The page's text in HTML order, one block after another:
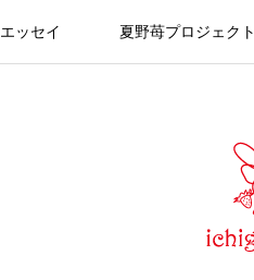
エッセイ 夏野苺プロジェクト